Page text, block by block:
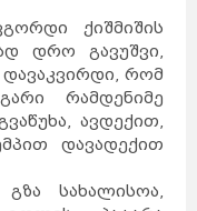
ქიშმიშის
დრო გავუშვი,
რომ
რამდენიმე
ავდექით,
დავადექით
სახალისოა,